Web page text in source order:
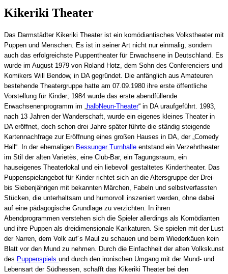
Kikeriki Theater
Das Darmstädter Kikeriki Theaterist ein komödiantisches Volkstheater mit
Puppen und Menschen. Es ist in seiner Art nicht nur einmalig, sondern
auch das erfolgreichste Puppentheater für Erwachsene in Deutschland. Es
wurde im August 1979 von Roland Hotz, dem Sohn des Conferenciers und
Komikers Will Bendow, in DA gegründet. Die anfänglich aus Amateuren
bestehende Theatergruppe hatte am 07.09.1980 ihre erste öffentliche
Vorstellung für Kinder; 1984 wurde das erste abendfüllende
Erwachsenenprogramm im „ halbNeun-Theater“ in DA uraufgeführt. 1993,
nach 13 Jahren der Wanderschaft, wurde ein eigenes kleines Theater in
DA eröffnet, doch schon drei Jahre später führte die ständig steigende
Kartennachfrage zur Eröffnung eines großen Hauses in DA, der „Comedy
Hall“. In der ehemaligen Bessunger Turnhalle entstand ein Verzehrtheater
im Stil der alten Varietès, eine Club-Bar, ein Tagungsraum, ein
hauseigenes Theaterlokal und ein liebevoll gestaltetes Kindertheater. Das
Puppenspielangebot für Kinder richtet sich an die Altersgruppe der Drei-
bis Siebenjährigen mit bekannten Märchen, Fabeln und selbstverfassten
Stücken, die unterhaltsam und humorvoll inszeniert werden, ohne dabei
auf eine pädagogische Grundlage zu verzichten. In ihren
Abendprogrammen verstehen sich die Spieler allerdings als Komödianten
und ihre Puppen als dreidimensionale Karikaturen. Sie spielen mit der Lust
der Narren, dem Volk auf´s Maul zu schauen und beim Wiederkäuen kein
Blatt vor den Mund zu nehmen. Durch die Einfachheit der alten Volkskunst
des Puppenspiels und durch den ironischen Umgang mit der Mund- und
Lebensart der Südhessen, schafft das Kikeriki Theaterbei den